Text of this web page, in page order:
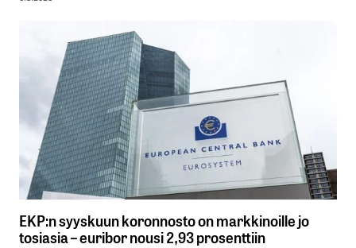
EKP:n syyskuun koronnosto on markkinoille jo
tosiasia – euribor nousi 2,93 prosenttiin